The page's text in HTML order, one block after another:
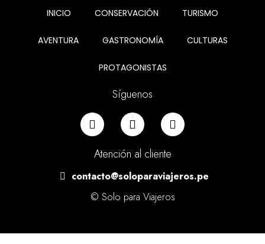
INICIO CONSERVACIÓN TURISMO
AVENTURA GASTRONOMÍA CULTURAS
PROTAGONISTAS
Síguenos
Atención al cliente
contacto@soloparaviajeros.pe
© Solo para Viajeros